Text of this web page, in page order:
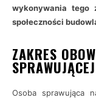
wykonywania tego
społeczności
ZAKRES
Osoba sprawująca